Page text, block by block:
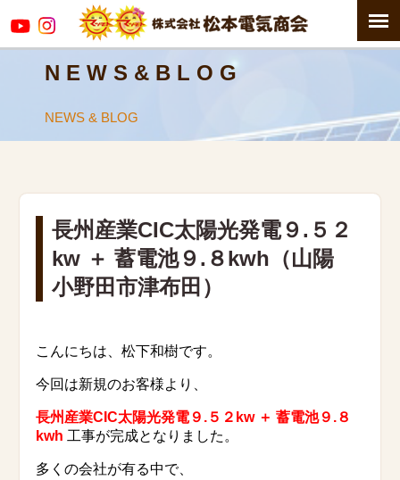
N E W S & B L O G
NEWS & BLOG
長州産業CIC太陽光発電９.５２
kw ＋ 蓄電池９.８kwh（山陽
小野田市津布田）
こんにちは、松下和樹です。
今回は新規のお客様より、
長州産業CIC太陽光発電９.５２kw ＋ 蓄電池９.８
kwh 工事が完成となりました。
多くの会社が有る中で、